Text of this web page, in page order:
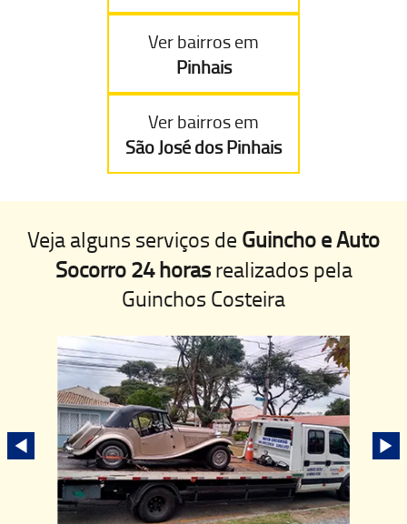
Ver bairros em
Pinhais
Ver bairros em
São José dos Pinhais
Veja alguns serviços de Guincho e Auto
Socorro 24 horasrealizados pela
Guinchos Costeira